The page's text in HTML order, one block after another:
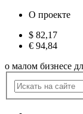
О проекте
$ 82,17
€ 94,84
о малом бизнесе